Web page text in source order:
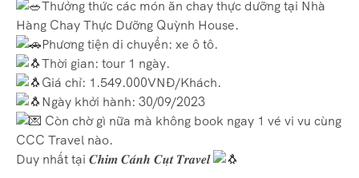
Thưởng thức các món ăn chay thực dưỡng tại Nhà
Hàng Chay Thực Dưỡng Quỳnh House.
Phương tiện di chuyển: xe ô tô.
Thời gian: tour 1 ngày.
Giá chỉ: 1.549.000VNĐ/Khách.
Ngày khởi hành: 30/09/2023
Còn chờ gì nữa mà không book ngay 1 vé vi vu cùng
CCC Travel nào.
Duy nhất tại 𝑪𝒉𝒊𝒎 𝑪𝒂́𝒏𝒉 𝑪𝒖̣𝒕 𝑻𝒓𝒂𝒗𝒆𝒍